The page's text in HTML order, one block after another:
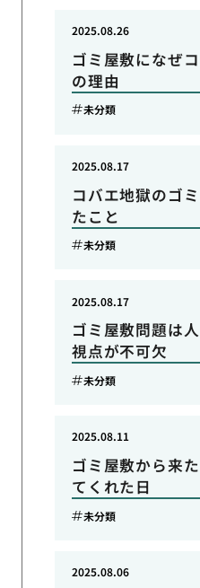
ゴミ屋敷になぜ
の理由
2025.08.26
未分類
コバエ地獄のゴ
たこと
2025.08.17
未分類
ゴミ屋敷問題は
視点が不可欠
2025.08.17
未分類
ゴミ屋敷から来
てくれた日
2025.08.11
未分類
2025.08.06